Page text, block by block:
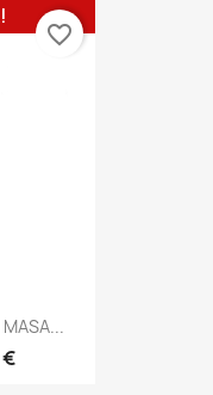
favorite_border